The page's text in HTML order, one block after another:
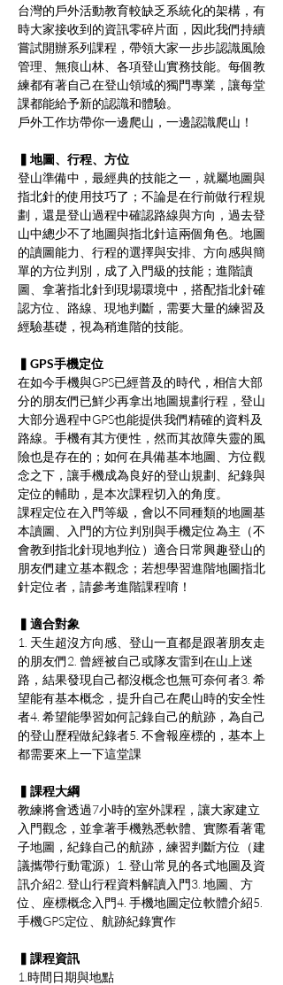
台灣的戶外活動教育較缺乏系統化的架構，有
時大家接收到的資訊零碎片面，因此我們持續
嘗試開辦系列課程，帶領大家一步步認識風險
管理、無痕山林、各項登山實務技能。每個教
練都有著自己在登山領域的獨門專業，讓每堂
課都能給予新的認識和體驗。
戶外工作坊帶你一邊爬山，一邊認識爬山！
▍地圖、行程、方位
登山準備中，最經典的技能之一，就屬地圖與
指北針的使用技巧了；不論是在行前做行程規
劃，還是登山過程中確認路線與方向，過去登
山中總少不了地圖與指北針這兩個角色。地圖
的讀圖能力、行程的選擇與安排、方向感與簡
單的方位判別，成了入門級的技能；進階讀
圖、拿著指北針到現場環境中，搭配指北針確
認方位、路線、現地判斷，需要大量的練習及
經驗基礎，視為稍進階的技能。
▍GPS手機定位
在如今手機與GPS已經普及的時代，相信大部
分的朋友們已鮮少再拿出地圖規劃行程，登山
大部分過程中GPS也能提供我們精確的資料及
路線。手機有其方便性，然而其故障失靈的風
險也是存在的；如何在具備基本地圖、方位觀
念之下，讓手機成為良好的登山規劃、紀錄與
定位的輔助，是本次課程切入的角度。
課程定位在入門等級，會以不同種類的地圖基
本讀圖、入門的方位判別與手機定位為主（不
會教到指北針現地判位）適合日常興趣登山的
朋友們建立基本觀念；若想學習進階地圖指北
針定位者，請參考進階課程唷！
▍適合對象
1. 天生超沒方向感、登山一直都是跟著朋友走
的朋友們2. 曾經被自己或隊友雷到在山上迷
路，結果發現自己都沒概念也無可奈何者3. 希
望能有基本概念，提升自己在爬山時的安全性
者4. 希望能學習如何記錄自己的航跡，為自己
的登山歷程做紀錄者5. 不會報座標的，基本上
都需要來上一下這堂課
▍課程大綱
教練將會透過7小時的室外課程，讓大家建立
入門觀念，並拿著手機熟悉軟體、實際看著電
子地圖，紀錄自己的航跡，練習判斷方位（建
議攜帶行動電源）1. 登山常見的各式地圖及資
訊介紹2. 登山行程資料解讀入門3. 地圖、方
位、座標概念入門4. 手機地圖定位軟體介紹5.
手機GPS定位、航跡紀錄實作
▍課程資訊
1.時間日期與地點